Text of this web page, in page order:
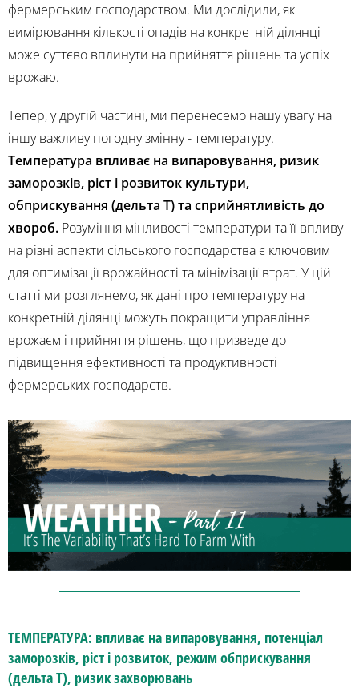
фермерським господарством. Ми дослідили, як
вимірювання кількості опадів на конкретній ділянці
може суттєво вплинути на прийняття рішень та успіх
врожаю.
Тепер, у другій частині, ми перенесемо нашу увагу на
іншу важливу погодну змінну - температуру.
Температура впливає на випаровування, ризик
заморозків, ріст і розвиток культури,
обприскування (дельта Т) та сприйнятливість до
хвороб. Розуміння мінливості температури та її впливу
на різні аспекти сільського господарства є ключовим
для оптимізації врожайності та мінімізації втрат. У цій
статті ми розглянемо, як дані про температуру на
конкретній ділянці можуть покращити управління
врожаєм і прийняття рішень, що призведе до
підвищення ефективності та продуктивності
фермерських господарств.
ТЕМПЕРАТУРА: впливає на випаровування, потенціал
заморозків, ріст і розвиток, режим обприскування
(дельта Т), ризик захворювань